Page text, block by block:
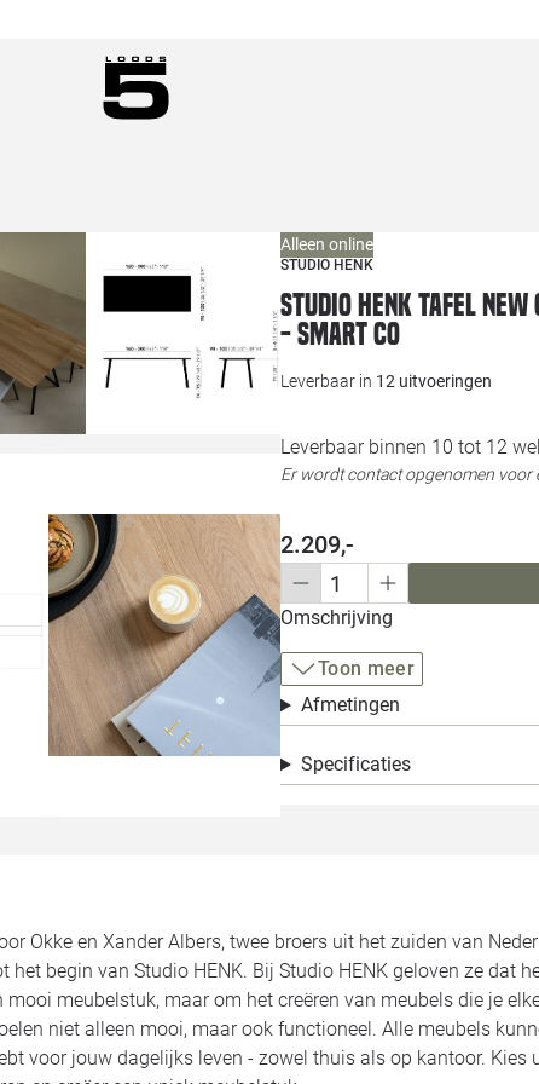
Alleen online
STUDIO HENK
Studio HENK tafel
- Smart Co
Leverbaar in 12 uitvoeringen
Leverbaar binnen 10 tot 12
Er wordt contact opgenomen voor
2.209,-
Omschrijving
Toon meer
Afmetingen
Specificaties
Okke en Xander Albers, twee broers uit het zuiden van
begin van Studio HENK. Bij Studio HENK geloven ze dat
meubelstuk, maar om het creëren van meubels die je
niet alleen mooi, maar ook functioneel. Alle meubels
voor jouw dagelijks leven - zowel thuis als op kantoor. Kies